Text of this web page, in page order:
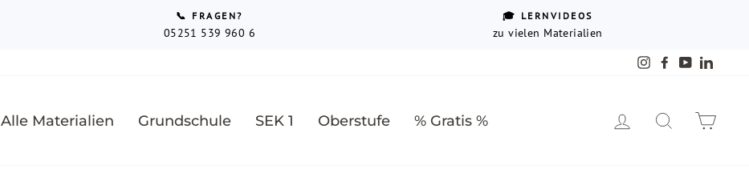
Pause
📞 FRAGEN?
05251 539 960 6
🎓 LERNVIDEOS
zu vielen Materialien
Instagram
FacebookYouTube
Alle Materialien Grundschule SEK 1 Oberstufe % Gratis % Einloggen
Suche